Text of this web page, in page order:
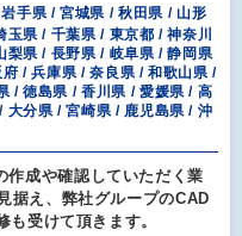
手県 / 宮城県 / 秋田県 / 山形
県 / 千葉県 / 東京都 / 神奈川
梨県 / 長野県 / 岐阜県 / 静岡県
/ 兵庫県 / 奈良県 / 和歌山県 /
/ 徳島県 / 香川県 / 愛媛県 / 高
大分県 / 宮崎県 / 鹿児島県 / 沖
作成や確認していただく業
据え、弊社グループのCAD
受けて頂きます。